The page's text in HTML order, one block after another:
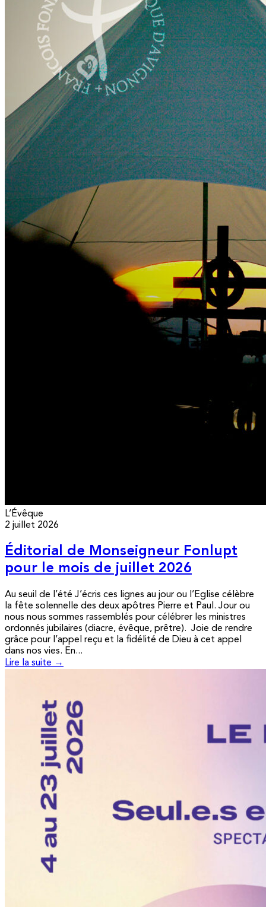
L’Évêque
2 juillet 2026
Éditorial de Monseigneur Fonlupt
pour le mois de juillet 2026
Au seuil de l’été J’écris ces lignes au jour ou l’Eglise célèbre
la fête solennelle des deux apôtres Pierre et Paul. Jour ou
nous nous sommes rassemblés pour célébrer les ministres
ordonnés jubilaires (diacre, évêque, prêtre). Joie de rendre
grâce pour l’appel reçu et la fidélité de Dieu à cet appel
dans nos vies. En...
Lire la suite →